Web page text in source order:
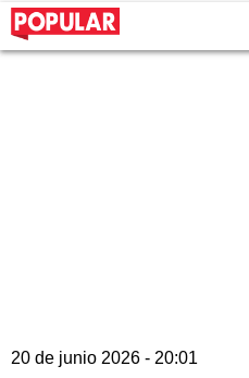
20 de junio 2026 - 20:01